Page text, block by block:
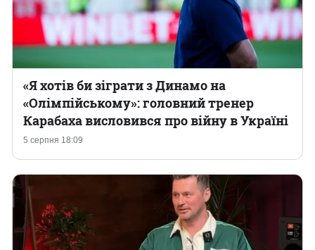
5 серпня 18:09
«Я хотів би зіграти з Динамо на
«Олімпійському»: головний тренер
Карабаха висловився про війну в Україні